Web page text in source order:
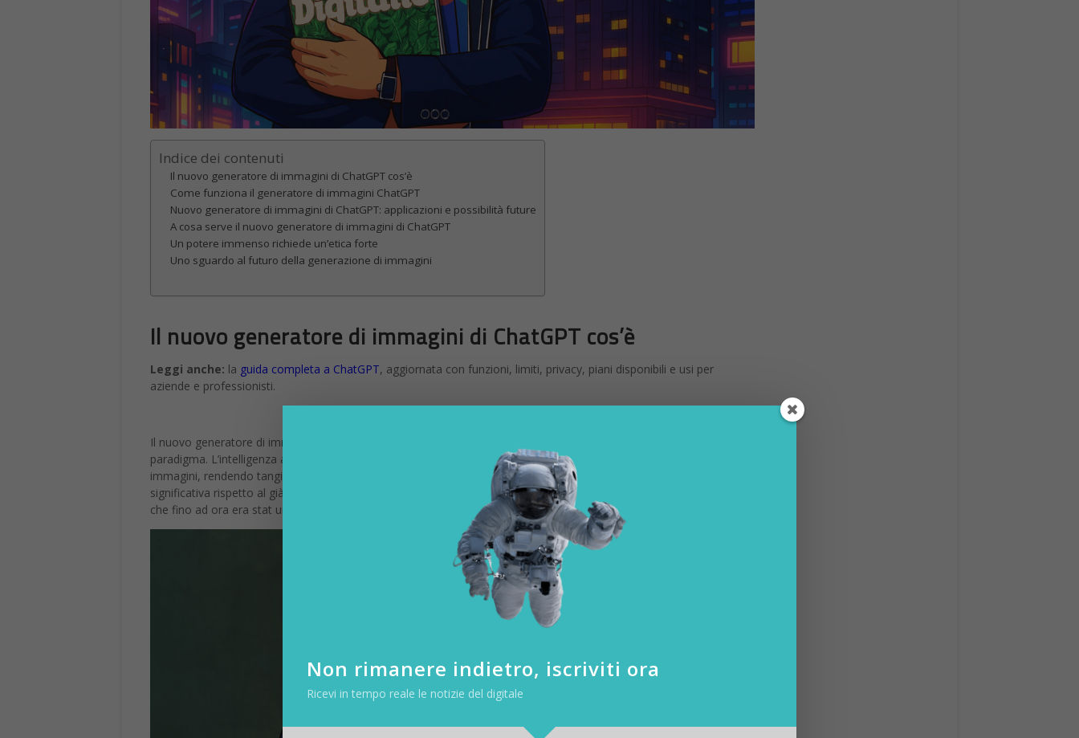
Indice dei contenuti
Il nuovo generatore di immagini di ChatGPT cos’è
Come funziona il generatore di immagini ChatGPT
Nuovo generatore di immagini di ChatGPT: applicazioni e possibilità future
A cosa serve il nuovo generatore di immagini di ChatGPT
Un potere immenso richiede un’etica forte
Uno sguardo al futuro della generazione di immagini
Il nuovo generatore di immagini di ChatGPT cos’è
Leggi anche: la guida completa a ChatGPT, aggiornata con funzioni, limiti, privacy, piani disponibili e usi per
aziende e professionisti.
Il nuovo generatore di immagini di ChatGPT non è solo si un aggiornamento tecnico: è un vero e proprio cambio di
paradigma. L’intelligenza artificiale non si limita più a comprendere il linguaggio umano — ora lo trasforma in
immagini, rendendo tangibile l’immaginazione. E lo fa con una fluidità e una precisione che segnano un’evoluzione
significativa rispetto al già impressionante DALL·E 3 e come abbiamo detto consente di modificare le proprie foto,
che fino ad ora era stat un tabù per l’AI.
Non rimanere indietro, iscriviti ora
Ricevi in tempo reale le notizie del digitale